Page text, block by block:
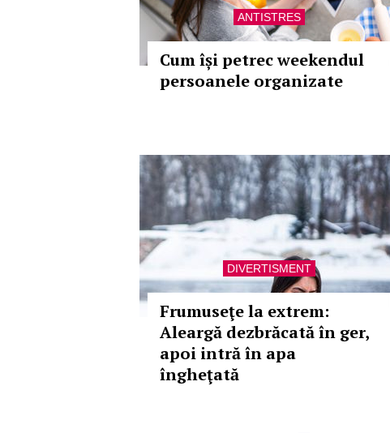
ANTISTRES
Cum își petrec weekendul
persoanele organizate
DIVERTISMENT
Frumuseţe la extrem:
Aleargă dezbrăcată în ger,
apoi intră în apa
îngheţată